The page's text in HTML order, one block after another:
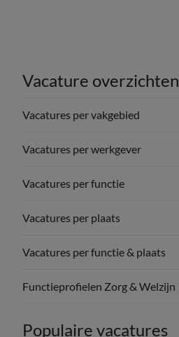
Vacature overzichten
Vacatures per vakgebied
Vacatures per werkgever
Vacatures per functie
Vacatures per plaats
Vacatures per functie & plaats
Functieprofielen Zorg & Welzijn
Populaire vacatures